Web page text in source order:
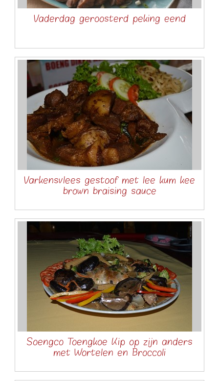
Vaderdag geroosterd peking eend
Varkensvlees gestoof met lee kum kee
brown braising sauce
Soengco Toengkoe Kip op zijn anders
met Wortelen en Broccoli